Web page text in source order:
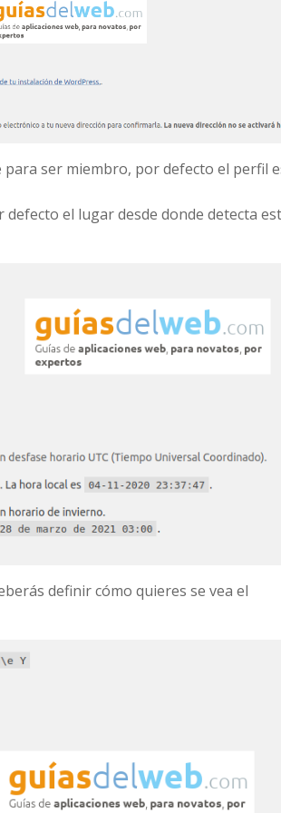
ser miembro, por defecto el perfil
el lugar desde donde detecta
definir cómo quieres se vea el